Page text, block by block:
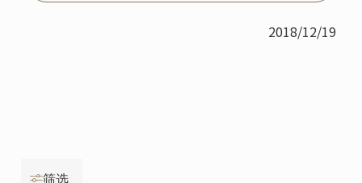
2018/12/19
筛选